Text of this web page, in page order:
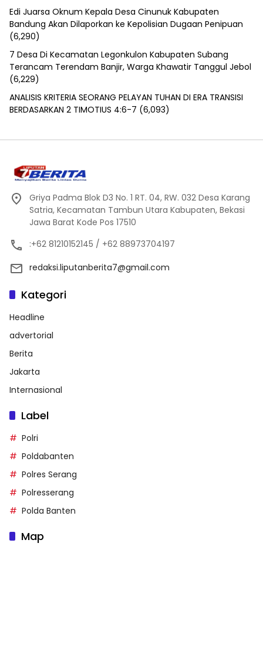
Edi Juarsa Oknum Kepala Desa Cinunuk Kabupaten
Bandung Akan Dilaporkan ke Kepolisian Dugaan Penipuan
(6,290)
7 Desa Di Kecamatan Legonkulon Kabupaten Subang
Terancam Terendam Banjir, Warga Khawatir Tanggul Jebol
(6,229)
ANALISIS KRITERIA SEORANG PELAYAN TUHAN DI ERA TRANSISI
BERDASARKAN 2 TIMOTIUS 4:6-7 (6,093)
Griya Padma Blok D3 No. 1 RT. 04, RW. 032 Desa Karang
Satria, Kecamatan Tambun Utara Kabupaten, Bekasi
Jawa Barat Kode Pos 17510
:+62 81210152145 / +62 88973704197
redaksi.liputanberita7@gmail.com
Kategori
Headline
advertorial
Berita
Jakarta
Internasional
Label
Polri
Poldabanten
Polres Serang
Polresserang
Polda Banten
Map